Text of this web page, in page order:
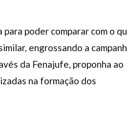
poder comparar com o
engrossando a
da Fenajufe, proponha ao
na formação dos